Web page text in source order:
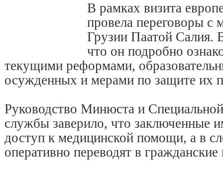
В рамках визита
провела переговоры с
Грузии Паатой Салия.
что он подробно
текущими реформами,
осужденных и мерами по защите их
Руководство Минюста и
службы заверило, что заключенные
доступ к медицинской помощи, а в
оперативно переводят в